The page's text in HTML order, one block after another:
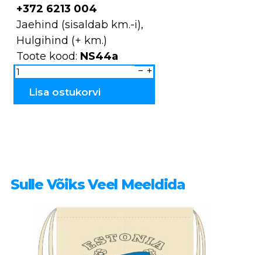
+372 6213 004
Jaehind (sisaldab km.-i),
Hulgihind (+ km.)
Toote kood: NS44a
Nokamüts
Tallinn
/
kogusLisa ostukorvi
Sulle Võiks Veel Meeldida